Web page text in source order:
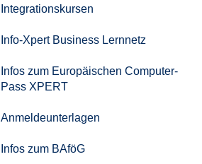
Integrationskursen
Info-Xpert Business Lernnetz
Infos zum Europäischen Computer-
Pass XPERT
Anmeldeunterlagen
Infos zum BAföG